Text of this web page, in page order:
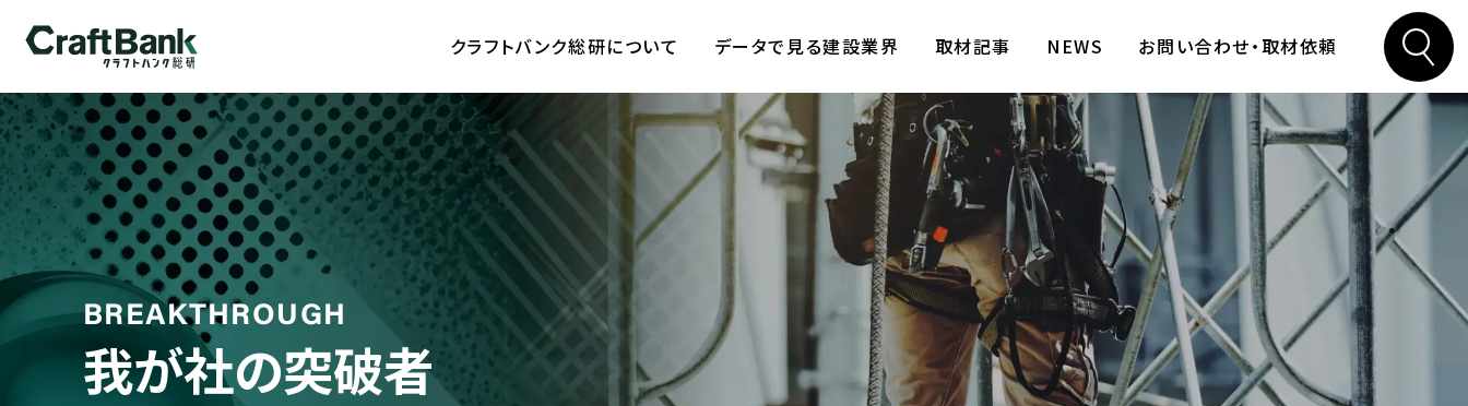
クラフトバンク総研について データで見る建設業界 取材記事 NEWS お問い合わせ・取材依頼
BREAKTHROUGH
我が社の突破者